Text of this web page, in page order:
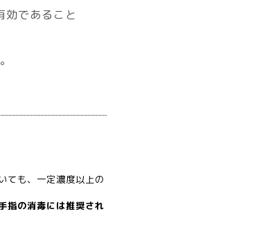
効であること
ても、一定濃度以上の
指の消毒には推奨され